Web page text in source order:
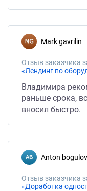
mark gavrilin
Отзыв заказчика
«Лендинг по
Владимира
раньше срока,
вносил быстро.
anton bogulov
Отзыв заказчика
«Доработка